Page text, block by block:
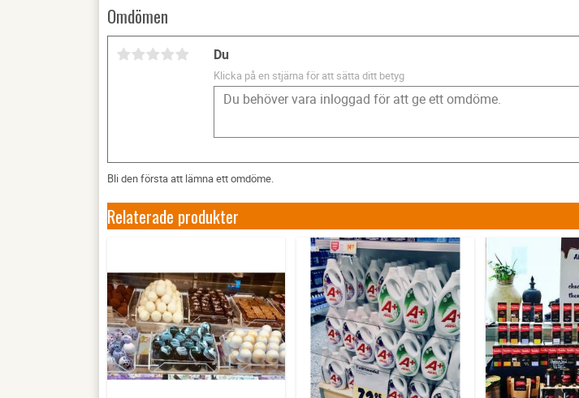
Omdömen
Du
Klicka på en stjärna för att sätta ditt betyg
Bli den första att lämna ett omdöme.
Relaterade produkter